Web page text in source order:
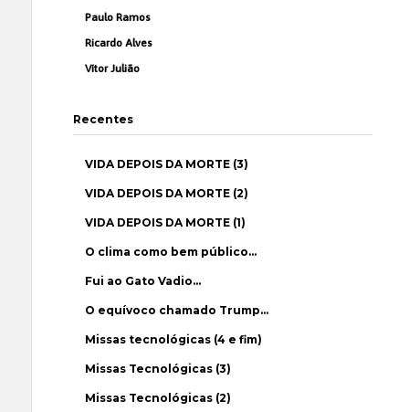
Paulo Ramos
Ricardo Alves
Vítor Julião
Recentes
VIDA DEPOIS DA MORTE (3)
VIDA DEPOIS DA MORTE (2)
VIDA DEPOIS DA MORTE (1)
O clima como bem público…
Fui ao Gato Vadio…
O equívoco chamado Trump…
Missas tecnológicas (4 e fim)
Missas Tecnológicas (3)
Missas Tecnológicas (2)